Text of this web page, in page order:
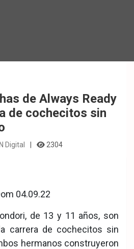
de Always Ready
de cochecitos sin
Digital 2304
04.09.22
de 13 y 11 años, son
carrera de cochecitos sin
hermanos construyeron